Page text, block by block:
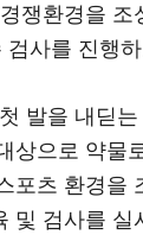
쟁환경을 조
사를 진행
발을 내딛
상으로 약물
포츠 환경을
및 검사를 실